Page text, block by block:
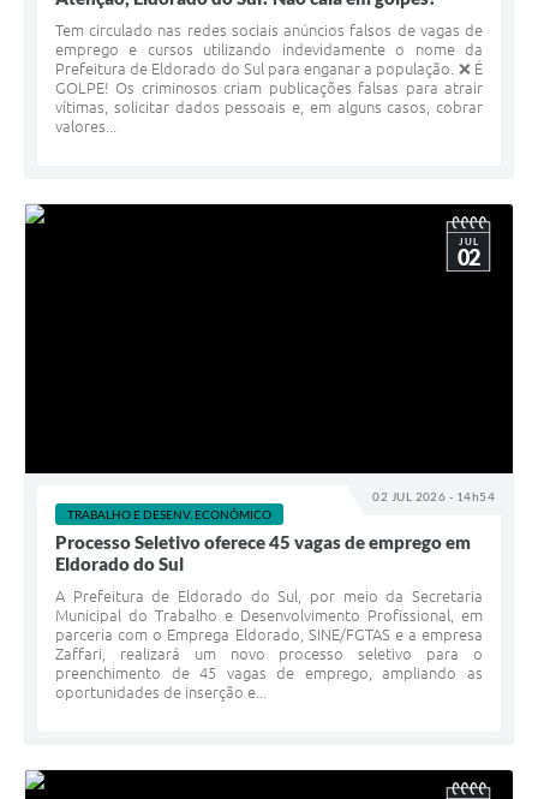
Tem circulado nas redes sociais anúncios falsos de vagas de
emprego e cursos utilizando indevidamente o nome da
Prefeitura de Eldorado do Sul para enganar a população. ❌ É
GOLPE! Os criminosos criam publicações falsas para atrair
vítimas, solicitar dados pessoais e, em alguns casos, cobrar
valores...
02 JUL 2026 - 14h54
JUL
02
TRABALHO E DESENV. ECONÔMICO
Processo Seletivo oferece 45 vagas de emprego em
Eldorado do Sul
A Prefeitura de Eldorado do Sul, por meio da Secretaria
Municipal do Trabalho e Desenvolvimento Profissional, em
parceria com o Emprega Eldorado, SINE/FGTAS e a empresa
Zaffari, realizará um novo processo seletivo para o
preenchimento de 45 vagas de emprego, ampliando as
oportunidades de inserção e...